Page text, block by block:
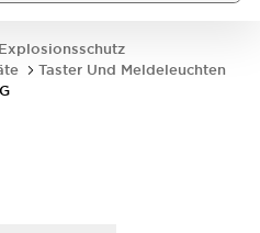
Taster Und Meldeleuchten